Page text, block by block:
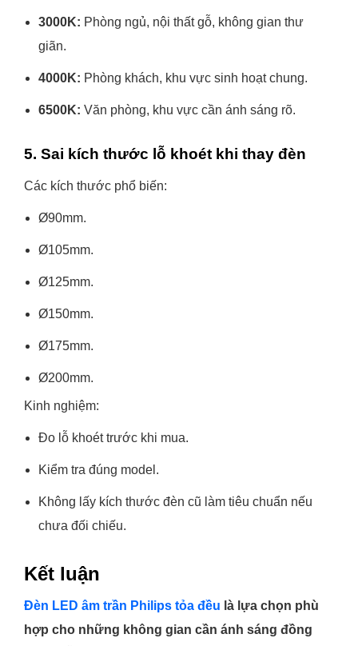
3000K: Phòng ngủ, nội thất gỗ, không gian thư
giãn.
4000K: Phòng khách, khu vực sinh hoạt chung.
6500K: Văn phòng, khu vực cần ánh sáng rõ.
5. Sai kích thước lỗ khoét khi thay đèn
Các kích thước phổ biến:
Ø90mm.
Ø105mm.
Ø125mm.
Ø150mm.
Ø175mm.
Ø200mm.
Kinh nghiệm:
Đo lỗ khoét trước khi mua.
Kiểm tra đúng model.
Không lấy kích thước đèn cũ làm tiêu chuẩn nếu
chưa đối chiếu.
Kết luận
Đèn LED âm trần Philips tỏa đều là lựa chọn phù
hợp cho những không gian cần ánh sáng đồng